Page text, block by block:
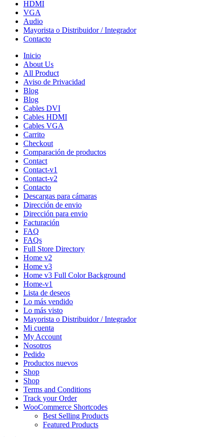
HDMI
VGA
Audio
Mayorista o Distribuidor / Integrador
Contacto
Inicio
About Us
All Product
Aviso de Privacidad
Blog
Blog
Cables DVI
Cables HDMI
Cables VGA
Carrito
Checkout
Comparación de productos
Contact
Contact-v1
Contact-v2
Contacto
Descargas para cámaras
Dirección de envio
Dirección para envio
Facturación
FAQ
FAQs
Full Store Directory
Home v2
Home v3
Home v3 Full Color Background
Home-v1
Lista de deseos
Lo más vendido
Lo más visto
Mayorista o Distribuidor / Integrador
Mi cuenta
My Account
Nosotros
Pedido
Productos nuevos
Shop
Shop
Terms and Conditions
Track your Order
WooCommerce Shortcodes
Best Selling Products
Featured Products